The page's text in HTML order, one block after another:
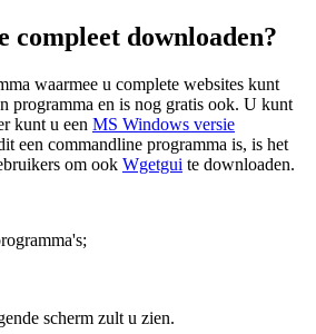
compleet downloaden?
waarmee u complete websites kunt
programma en is nog gratis ook. U kunt
kunt u een MS Windows versie
een commandline programma is, is het
om ook Wgetgui te downloaden.
scherm zult u zien.